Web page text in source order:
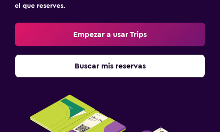
el que reserves.
Empezar a usar Trips
Buscar mis reservas